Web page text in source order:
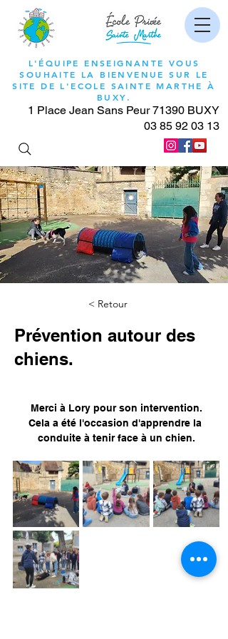
L'ÉQUIPE ENSEIGNANTE VOUS
SOUHAITE LA BIENVENUE SUR LE
SITE DE L'ECOLE SAINTE MARTHE À
BUXY.
1 Place Jean Sans Peur 71390 BUXY
03 85 92 03 13
< Retour
Prévention autour des
chiens.
Merci à Lory pour son intervention.
Cela a été l'occasion d'apprendre la
conduite à tenir face à un chien.